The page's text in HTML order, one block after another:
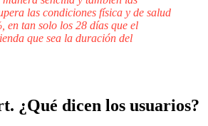
las condiciones física y de salud
en tan solo los 28 días que el
que sea la duración del
¿Qué dicen los usuarios?